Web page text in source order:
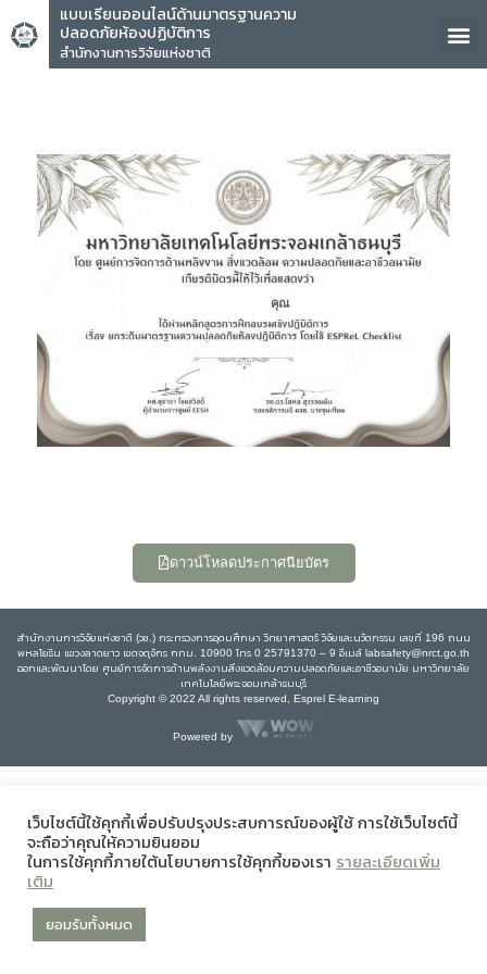
แบบเรียนออนไลน์ด้านมาตรฐานความ
ปลอดภัยห้องปฏิบัติการ
สำนักงานการวิจัยแห่งชาติ
คุณ
ดาวน์โหลดประกาศนียบัตร
สำนักงานการวิจัยแห่งชาติ (วช.) กระทรวงการอุดมศึกษา วิทยาศาสตร์ วิจัยและนวัตกรรม เลขที่ 196 ถนน
พหลโยธิน แขวงลาดยาว เขตจตุจักร กทม. 10900 โทร 0 25791370 – 9 อีเมล์ labsafety@nrct.go.th
ออกและพัฒนาโดย ศูนย์การจัดการด้านพลังงานสิ่งแวดล้อมความปลอดภัยและอาชีวอนามัย มหาวิทยาลัย
เทคโนโลยีพระจอมเกล้าธนบุรี
Copyright © 2022 All rights reserved, Esprel E-learning
Powered by
เว็บไซต์นี้ใช้คุกกี้เพื่อปรับปรุงประสบการณ์ของผู้ใช้ การใช้เว็บไซต์นี้
จะถือว่าคุณให้ความยินยอม
ในการใช้คุกกี้ภายใต้นโยบายการใช้คุกกี้ของเรา รายละเอียดเพิ่ม
เติม
ยอมรับทั้งหมด